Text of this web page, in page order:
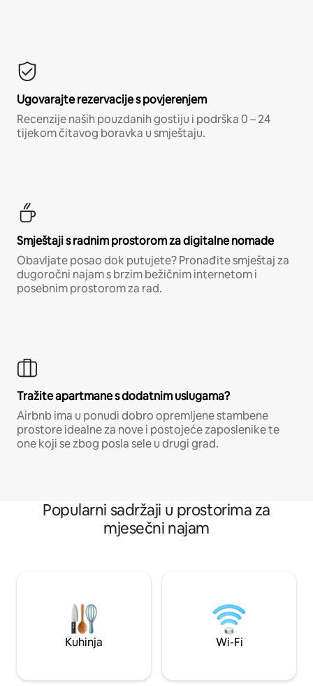
Ugovarajte rezervacije s povjerenjem
Recenzije naših pouzdanih gostiju i podrška 0 – 24
tijekom čitavog boravka u smještaju.
Smještaji s radnim prostorom za digitalne nomade
Obavljate posao dok putujete? Pronađite smještaj za
dugoročni najam s brzim bežičnim internetom i
posebnim prostorom za rad.
Tražite apartmane s dodatnim uslugama?
Airbnb ima u ponudi dobro opremljene stambene
prostore idealne za nove i postojeće zaposlenike te
one koji se zbog posla sele u drugi grad.
Popularni sadržaji u prostorima za
mjesečni najam
Kuhinja Wi-Fi